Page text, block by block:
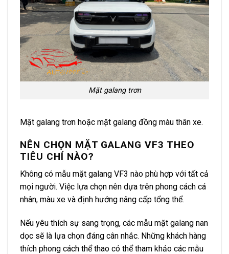
Mặt galang trơn
Mặt galang trơn hoặc mặt galang đồng màu thân xe.
NÊN CHỌN MẶT GALANG VF3 THEO
TIÊU CHÍ NÀO?
Không có mẫu mặt galang VF3 nào phù hợp với tất cả
mọi người. Việc lựa chọn nên dựa trên phong cách cá
nhân, màu xe và định hướng nâng cấp tổng thể.
Nếu yêu thích sự sang trọng, các mẫu mặt galang nan
dọc sẽ là lựa chọn đáng cân nhắc. Những khách hàng
thích phong cách thể thao có thể tham khảo các mẫu